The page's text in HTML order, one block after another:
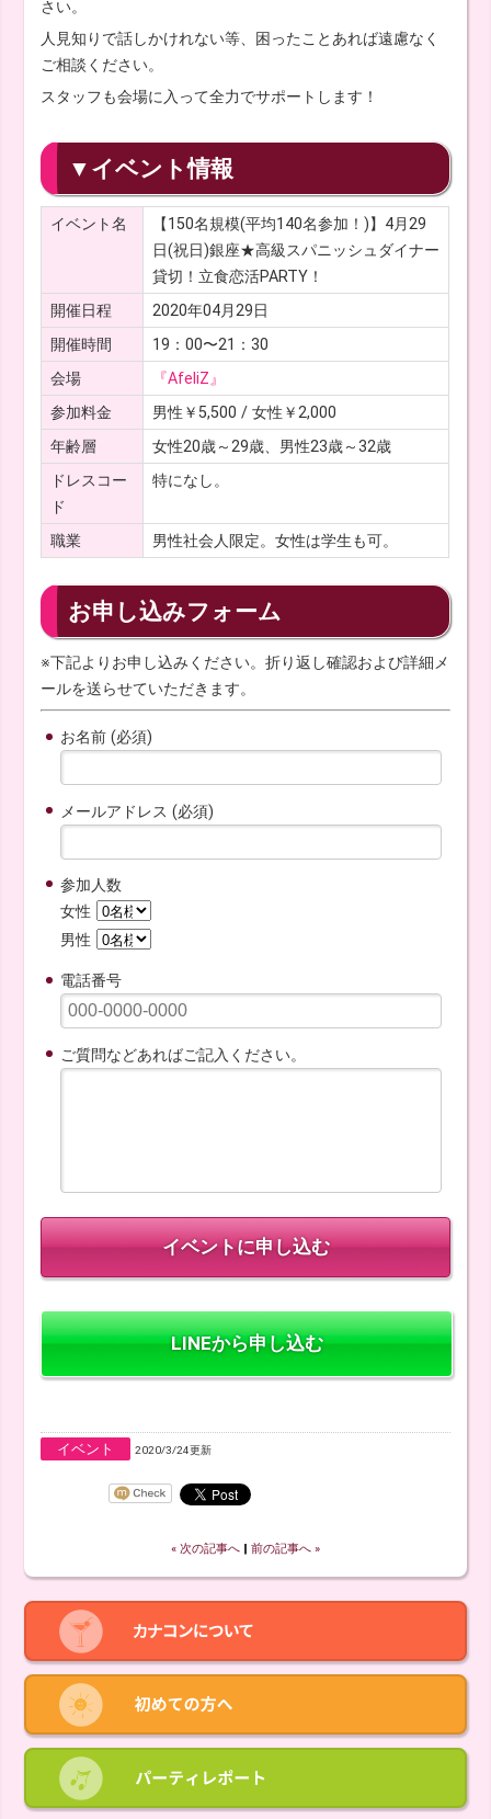
さい。
人見知りで話しかけれない等、困ったことあれば遠慮なく
ご相談ください。
スタッフも会場に入って全力でサポートします！
▼イベント情報
イベント名
【150名規模(平均140名参加！)】4月29
日(祝日)銀座★高級スパニッシュダイナー
貸切！立食恋活PARTY！
開催日程
2020年04月29日
開催時間
19：00〜21：30
会場
『AfeliZ』
参加料金
男性￥5,500 / 女性￥2,000
年齢層
女性20歳～29歳、男性23歳～32歳
ドレスコー
ド
特になし。
職業 男性社会人限定。女性は学生も可。
お申し込みフォーム
※下記よりお申し込みください。折り返し確認および詳細メ
ールを送らせていただきます。
お名前 (必須)
メールアドレス (必須)
参加人数
女性
男性
電話番号
ご質問などあればご記入ください。
LINEから申し込む
イベント 2020/3/24更新
« 次の記事へ ‖ 前の記事へ »